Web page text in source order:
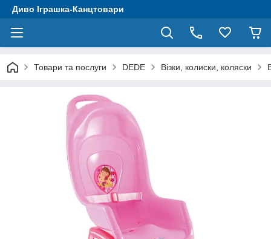
Диво Іграшка-Канцтовари
Товари та послуги DEDE Візки, колиски, коляски